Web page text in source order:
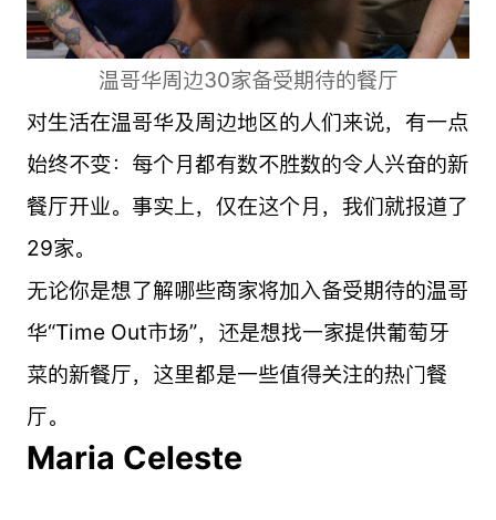
温哥华周边30家备受期待的餐厅
对生活在温哥华及周边地区的人们来说，有一点
始终不变：每个月都有数不胜数的令人兴奋的新
餐厅开业。事实上，仅在这个月，我们就报道了
29家。
无论你是想了解哪些商家将加入备受期待的温哥
华“Time Out市场”，还是想找一家提供葡萄牙
菜的新餐厅，这里都是一些值得关注的热门餐
厅。
Maria Celeste